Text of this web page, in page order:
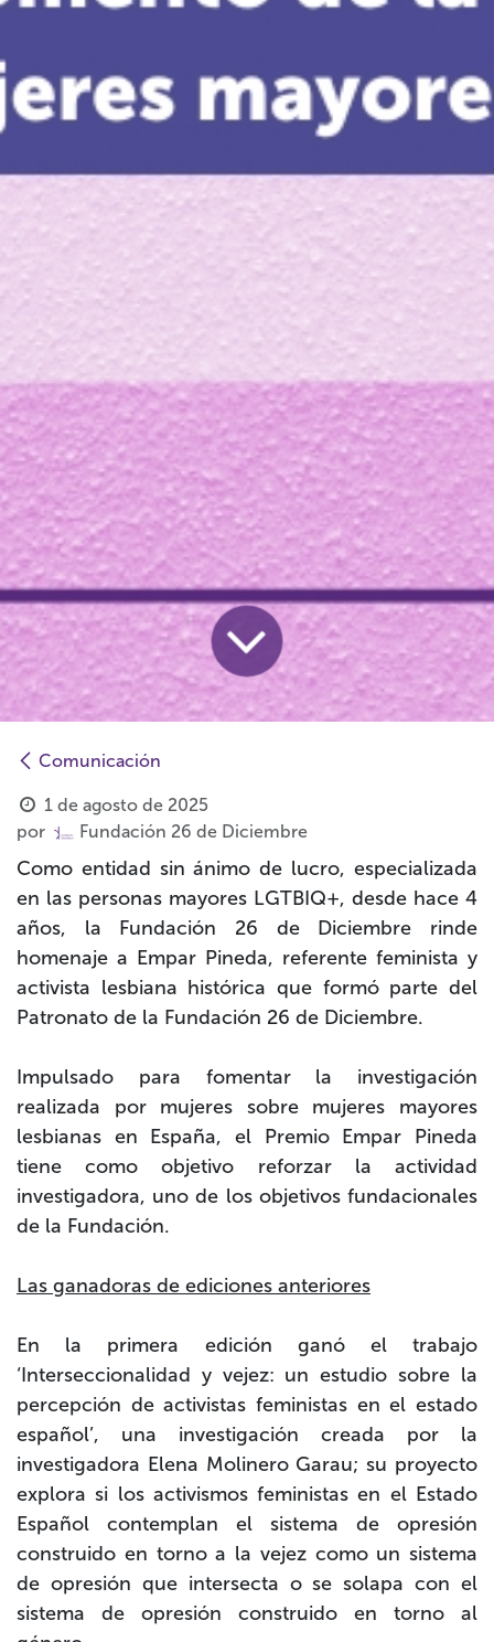
Comunicación
1 de agosto de 2025
por
Fundación 26 de Diciembre
Como entidad sin ánimo de lucro, especializada
en las personas mayores LGTBIQ+, desde hace 4
años, la Fundación 26 de Diciembre rinde
homenaje a Empar Pineda, referente feminista y
activista lesbiana histórica que formó parte del
Patronato de la Fundación 26 de Diciembre.
Impulsado para fomentar la investigación
realizada por mujeres sobre mujeres mayores
lesbianas en España, el Premio Empar Pineda
tiene como objetivo reforzar la actividad
investigadora, uno de los objetivos fundacionales
de la Fundación.
Las ganadoras de ediciones anteriores
En la primera edición ganó el trabajo
‘Interseccionalidad y vejez: un estudio sobre la
percepción de activistas feministas en el estado
español’, una investigación creada por la
investigadora Elena Molinero Garau; su proyecto
explora si los activismos feministas en el Estado
Español contemplan el sistema de opresión
construido en torno a la vejez como un sistema
de opresión que intersecta o se solapa con el
sistema de opresión construido en torno al